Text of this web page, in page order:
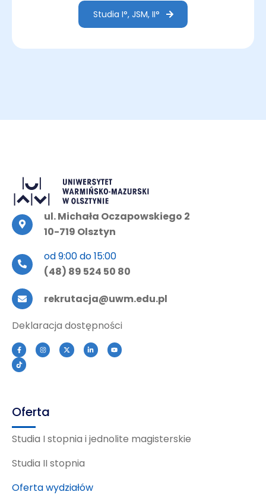
Studia I°, JSM, II°
ul. Michała Oczapowskiego 2
10-719 Olsztyn
od 9:00 do 15:00
(48) 89 524 50 80
rekrutacja@uwm.edu.pl
Deklaracja dostępności
Oferta
Studia I stopnia i jednolite magisterskie
Studia II stopnia
Oferta wydziałów